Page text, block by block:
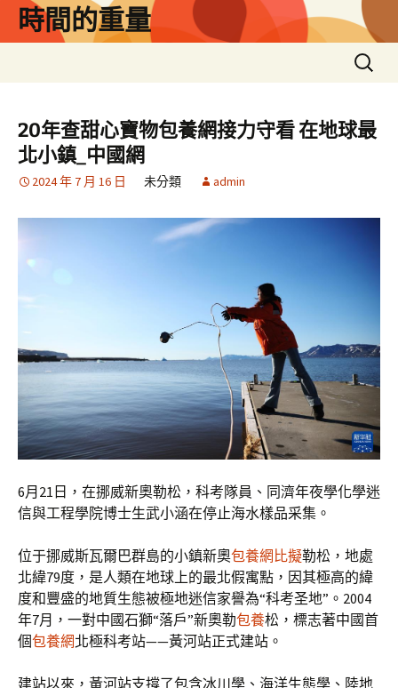
時間的重量
搜
尋
鍵
字:
20年查甜心寶物包養網接力守看 在地球最
北小鎮_中國網
2024 年 7 月 16 日 未分類 admin
6月21日，在挪威新奧勒松，科考隊員、同濟年夜學化學迷
信與工程學院博士生武小涵在停止海水樣品采集。
位于挪威斯瓦爾巴群島的小鎮新奧包養網比擬勒松，地處
北緯79度，是人類在地球上的最北假寓點，因其極高的緯
度和豐盛的地質生態被極地迷信家譽為“科考圣地”。2004
年7月，一對中國石獅“落戶”新奧勒包養松，標志著中國首
個包養網北極科考站——黃河站正式建站。
建站以來，黃河站支撐了包含冰川學、海洋生態學、陸地